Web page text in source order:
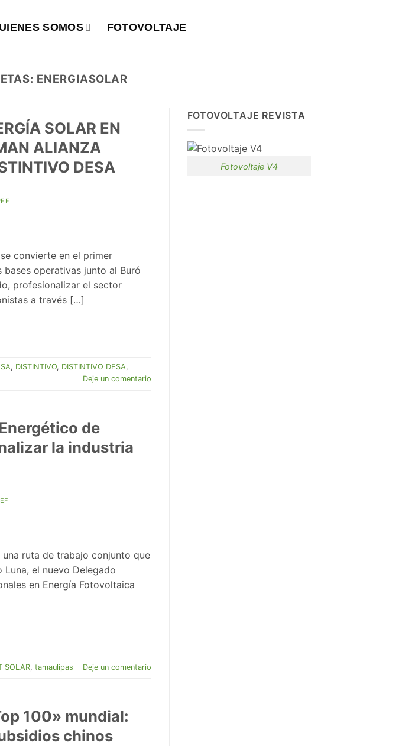
SOMOS FOTOVOLTAJE
ENERGIASOLAR
SOLAR EN
ALIANZA
DESA
convierte en el primer
bases operativas junto al Buró
profesionalizar el sector
a través […]
, DISTINTIVO, DISTINTIVO DESA,
Deje un comentario
de
la industria
ruta de trabajo conjunto que
el nuevo Delegado
en Energía Fotovoltaica
SOLAR, tamaulipas Deje un comentario
100» mundial:
chinos
FOTOVOLTAJE REVISTA
Fotovoltaje V4